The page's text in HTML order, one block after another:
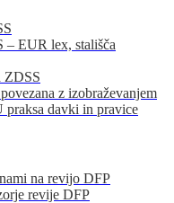
EUR lex, stališča
ZDSS
z izobraževanjem
davki in pravice
na revijo DFP
revije DFP